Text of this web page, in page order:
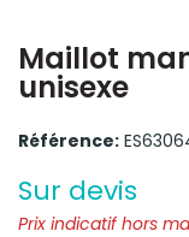
Maillot
unisexe
Référence:
Sur devis
Prix indicatif hors